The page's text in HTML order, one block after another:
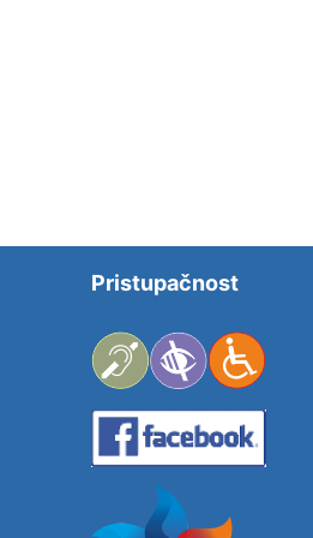
Pristupačnost